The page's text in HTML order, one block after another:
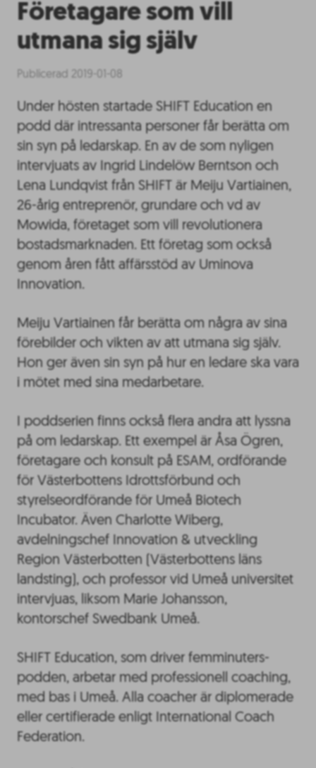
Företagare som vill
utmana sig själv
Publicerad 2019-01-08
Under hösten startade SHIFT Education en
podd där intressanta personer får berätta om
sin syn på ledarskap. En av de som nyligen
intervjuats av Ingrid Lindelöw Berntson och
Lena Lundqvist från SHIFT är Meiju Vartiainen,
26-årig entreprenör, grundare och vd av
Mowida, företaget som vill revolutionera
bostadsmarknaden. Ett företag som också
genom åren fått affärsstöd av Uminova
Innovation.
Meiju Vartiainen får berätta om några av sina
förebilder och vikten av att utmana sig själv.
Hon ger även sin syn på hur en ledare ska vara
i mötet med sina medarbetare.
I poddserien finns också flera andra att lyssna
på om ledarskap. Ett exempel är Åsa Ögren,
företagare och konsult på ESAM, ordförande
för Västerbottens Idrottsförbund och
styrelseordförande för Umeå Biotech
Incubator. Även Charlotte Wiberg,
avdelningschef Innovation & utveckling
Region Västerbotten (Västerbottens läns
landsting), och professor vid Umeå universitet
intervjuas, liksom Marie Johansson,
kontorschef Swedbank Umeå.
SHIFT Education, som driver femminuters-
podden, arbetar med professionell coaching,
med bas i Umeå. Alla coacher är diplomerade
eller certifierade enligt International Coach
Federation.